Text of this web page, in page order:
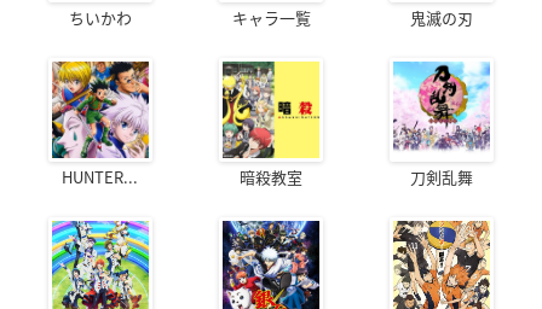
ちいかわ キャラ一覧 鬼滅の刃
HUNTER... 暗殺教室 刀剣乱舞